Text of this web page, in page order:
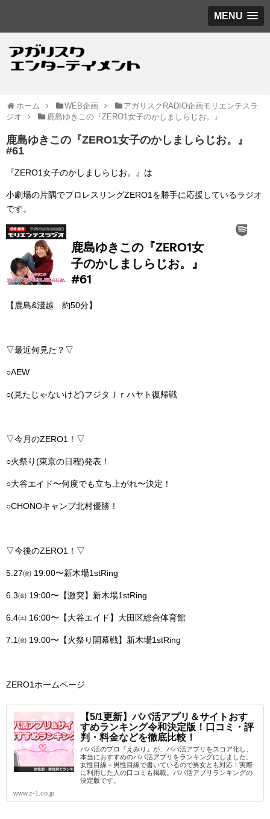
MENU
ホーム WEB企画
アガリスクRADIO企画モリエンテスラ
ジオ
鹿島ゆきこの『ZERO1女子のかしましらじお。』
鹿島ゆきこの『ZERO1女子のかしましらじお。』
#61
『ZERO1女子のかしましらじお。』は
小劇場の片隅でプロレスリングZERO1を勝手に応援しているラジオ
です。
【鹿島&淺越 約50分】
▽最近何見た？▽
○AEW
○(見たじゃないけど)フジタＪｒハヤト復帰戦
▽今月のZERO1！▽
○火祭り(東京の日程)発表！
○大谷エイド〜何度でも立ち上がれ〜決定！
○CHONOキャンプ北村優勝！
▽今後のZERO1！▽
5.27㈮ 19:00〜新木場1stRing
6.3㈮ 19:00〜【激突】新木場1stRing
6.4㈯ 16:00〜【大谷エイド】大田区総合体育館
7.1㈮ 19:00〜【火祭り開幕戦】新木場1stRing
ZERO1ホームページ
【5/1更新】パパ活アプリ＆サイトおす
すめランキング令和決定版！口コミ・評
判・料金などを徹底比較！
パパ活のプロ『えみり』が、パパ活アプリをスコア化し、
本当におすすめのパパ活アプリをランキングにしました。
女性目線＋男性目線で書いているので男女とも対応！実際
に利用した人の口コミも掲載。パパ活アプリランキングの
決定版です。
www.z-1.co.jp